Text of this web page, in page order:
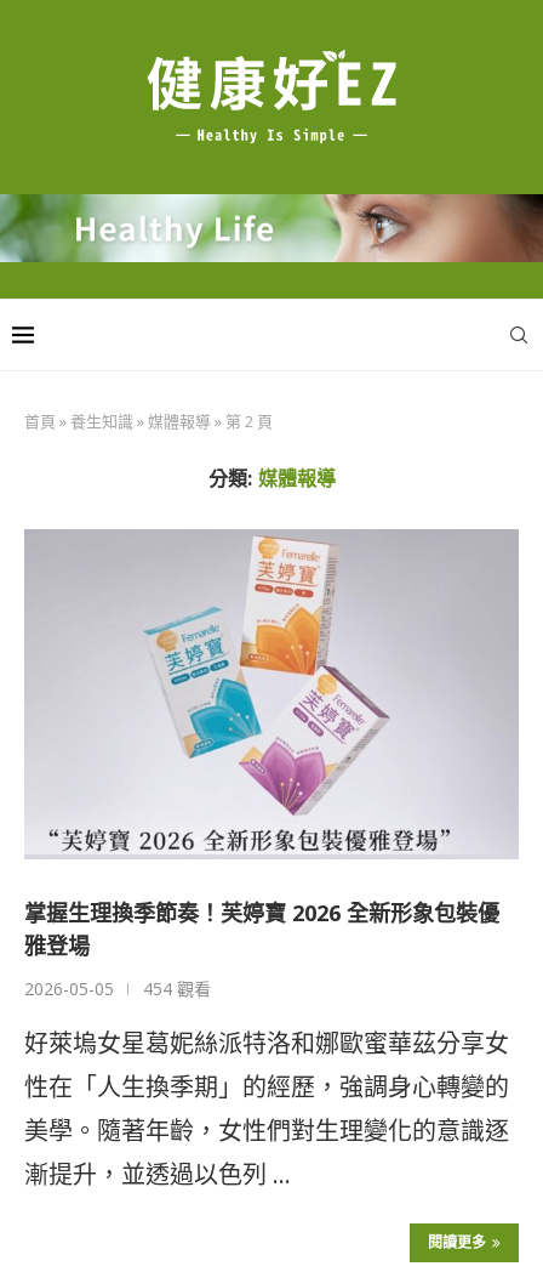
首頁 »養生知識 »媒體報導 » 第 2 頁
分類: 媒體報導
掌握生理換季節奏！芙婷寶 2026 全新形象包裝優
雅登場
2026-05-05 454 觀看
好萊塢女星葛妮絲派特洛和娜歐蜜華茲分享女
性在「人生換季期」的經歷，強調身心轉變的
美學。隨著年齡，女性們對生理變化的意識逐
漸提升，並透過以色列 …
閱讀更多